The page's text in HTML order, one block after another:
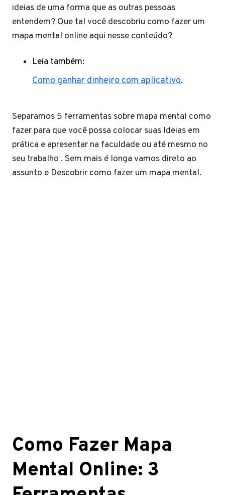
ideias de uma forma que as outras pessoas
entendem? Que tal você descobriu como fazer um
mapa mental online aqui nesse conteúdo?
Leia também:
Como ganhar dinheiro com aplicativo.
Separamos 5 ferramentas sobre mapa mental como
fazer para que você possa colocar suas Ideias em
prática e apresentar na faculdade ou até mesmo no
seu trabalho . Sem mais é longa vamos direto ao
assunto e Descobrir como fazer um mapa mental.
Como Fazer Mapa
Mental Online: 3